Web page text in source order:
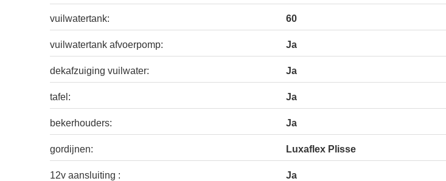
vuilwatertank: 60
vuilwatertank afvoerpomp: Ja
dekafzuiging vuilwater: Ja
tafel: Ja
bekerhouders: Ja
gordijnen: Luxaflex Plisse
12v aansluiting : Ja